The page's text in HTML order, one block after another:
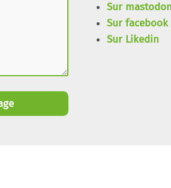
Sur
Sur facebook
Sur Likedin